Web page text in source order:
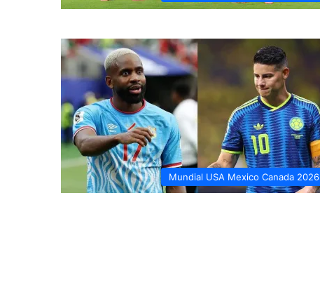
Mundial USA Mexico Canada 2026